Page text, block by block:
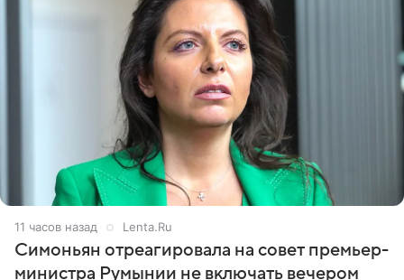
11 часов назад Lenta.Ru
Симоньян отреагировала на совет премьер-
министра Румынии не включать вечером